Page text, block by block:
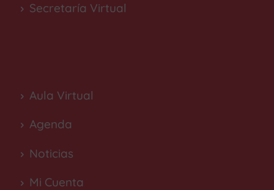
Secretaría Virtual
Aula Virtual
Agenda
Noticias
Mi Cuenta